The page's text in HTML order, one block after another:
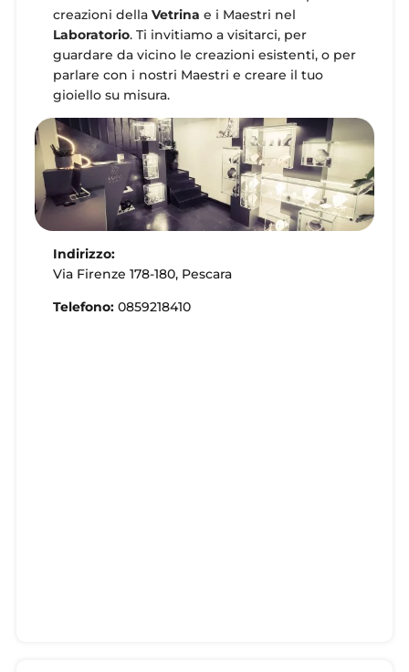
creazioni della Vetrina e i Maestri nel
Laboratorio. Ti invitiamo a visitarci, per
guardare da vicino le creazioni esistenti, o per
parlare con i nostri Maestri e creare il tuo
gioiello su misura.
Indirizzo:
Via Firenze 178-180, Pescara
Telefono: 0859218410